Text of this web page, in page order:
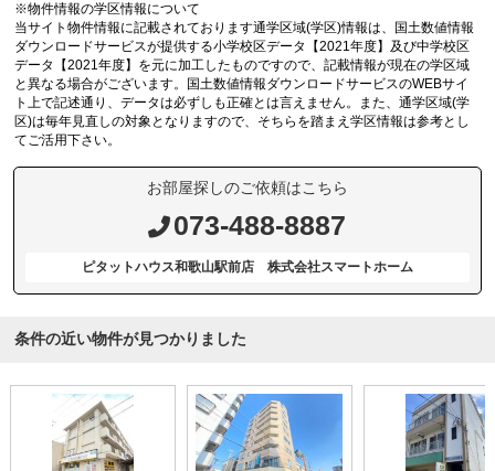
※物件情報の学区情報について
当サイト物件情報に記載されております通学区域(学区)情報は、国土数値情報
ダウンロードサービスが提供する小学校区データ【2021年度】及び中学校区
データ【2021年度】を元に加工したものですので、記載情報が現在の学区域
と異なる場合がございます。国土数値情報ダウンロードサービスのWEBサイ
ト上で記述通り、データは必ずしも正確とは言えません。また、通学区域(学
区)は毎年見直しの対象となりますので、そちらを踏まえ学区情報は参考とし
てご活用下さい。
お部屋探しのご依頼はこちら
073-488-8887
ピタットハウス和歌山駅前店 株式会社スマートホーム
条件の近い物件が見つかりました